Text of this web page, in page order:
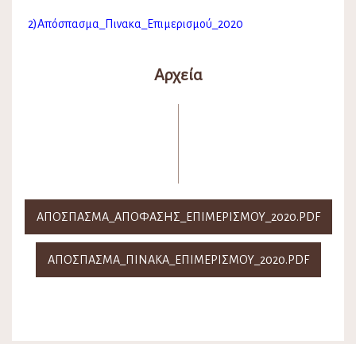
2)Απόσπασμα_Πινακα_Επιμερισμού_2020
Αρχεία
ΑΠΌΣΠΑΣΜΑ_ΑΠΌΦΑΣΗΣ_ΕΠΙΜΕΡΙΣΜΟΎ_2020.PDF
ΑΠΌΣΠΑΣΜΑ_ΠΙΝΑΚΑ_ΕΠΙΜΕΡΙΣΜΟΥ_2020.PDF